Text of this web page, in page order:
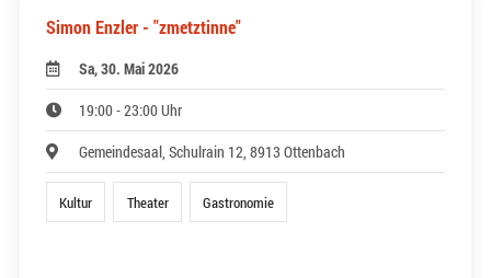
Simon Enzler - "zmetztinne"
Sa, 30. Mai 2026
19:00 - 23:00 Uhr
Gemeindesaal, Schulrain 12, 8913 Ottenbach
Kultur Theater Gastronomie